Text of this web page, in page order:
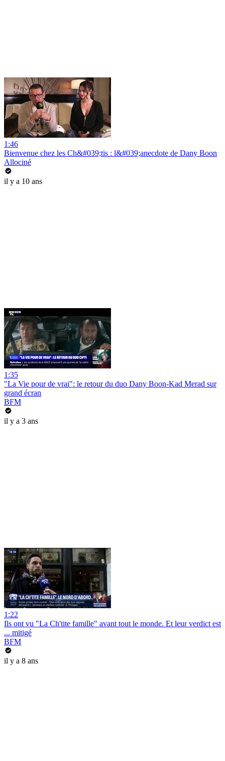
1:46
Bienvenue chez les Ch&#039;tis : l&#039;anecdote de Dany Boon
Allociné
il y a 10 ans
1:35
"La Vie pour de vrai": le retour du duo Dany Boon-Kad Merad sur
grand écran
BFM
il y a 3 ans
1:22
Ils ont vu "La Ch'tite famille" avant tout le monde. Et leur verdict est
... mitigé
BFM
il y a 8 ans